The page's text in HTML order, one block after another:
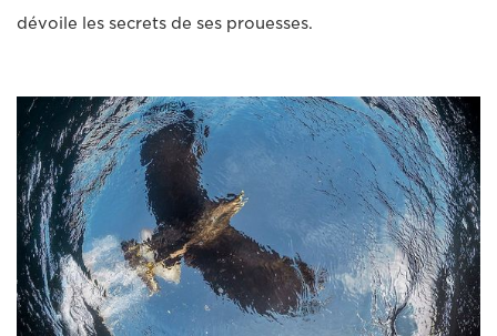
dévoile les secrets de ses prouesses.